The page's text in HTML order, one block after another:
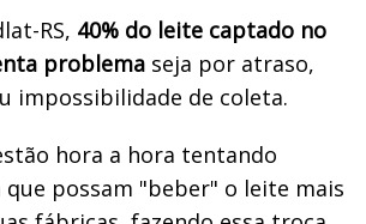
RS, 40% do leite captado no
problema seja por atraso,
impossibilidade de coleta.
hora a hora tentando
possam "beber" o leite mais